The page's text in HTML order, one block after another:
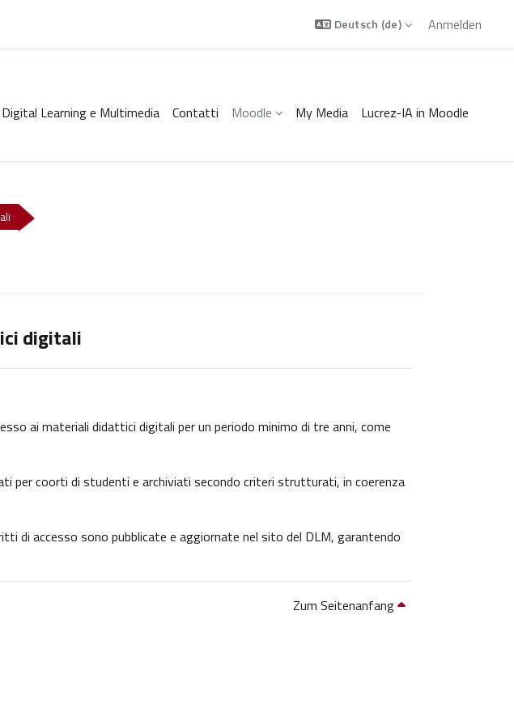
Deutsch ‎(de)‎ Anmelden
Learning e Multimedia Contatti Moodle My Media Lucrez-IA in Moodle
digitali
ai materiali didattici digitali per un periodo minimo di tre anni, come
per coorti di studenti e archiviati secondo criteri strutturati, in coerenza
di accesso sono pubblicate e aggiornate nel sito del DLM, garantendo
Zum Seitenanfang